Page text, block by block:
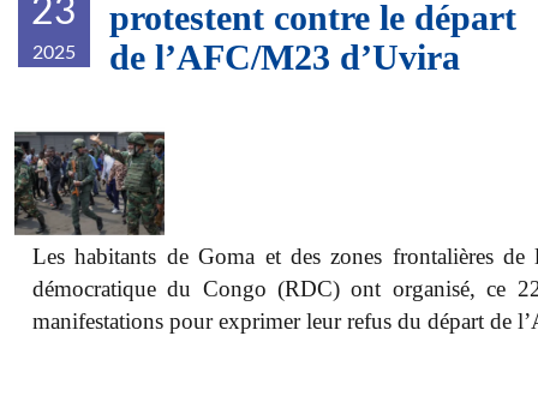
23
2025
protestent contre le départ
de l’AFC/M23 d’Uvira
Les habitants de Goma et des zones frontalières de
démocratique du Congo (RDC) ont organisé, ce
manifestations pour exprimer leur refus du départ de